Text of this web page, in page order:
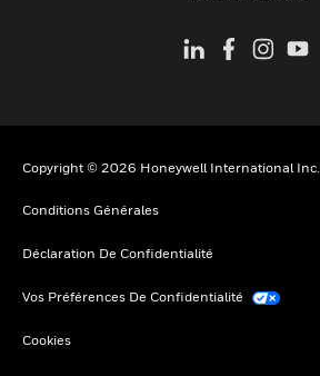
Copyright © 2026 Honeywell International Inc.
Conditions Générales
Déclaration De Confidentialité
Vos Préférences De Confidentialité
Cookies